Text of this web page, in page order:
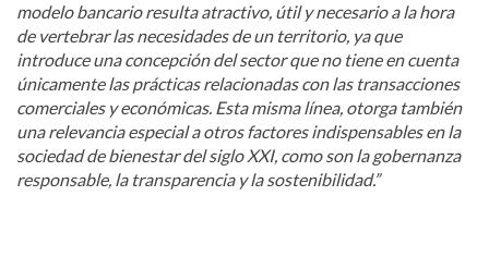
modelo bancario resulta atractivo, útil y necesario a la hora
de vertebrar las necesidades de un territorio, ya que
introduce una concepción del sector que no tiene en cuenta
únicamente las prácticas relacionadas con las transacciones
comerciales y económicas. Esta misma línea, otorga también
una relevancia especial a otros factores indispensables en la
sociedad de bienestar del siglo XXI, como son la gobernanza
responsable, la transparencia y la sostenibilidad.”